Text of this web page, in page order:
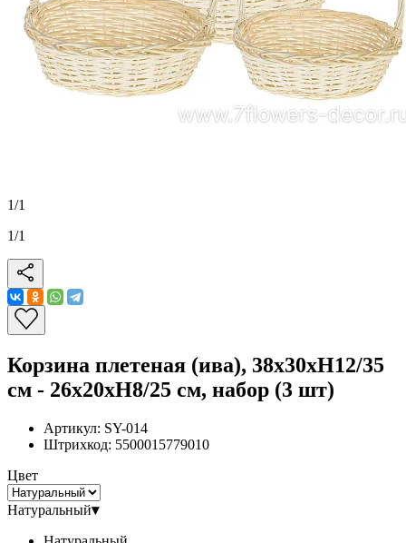
1/1
1/1
Корзина плетеная (ива), 38x30xH12/35
см - 26x20xH8/25 см, набор (3 шт)
Артикул: SY-014
Штрихкод: 5500015779010
Цвет
Натуральный▾